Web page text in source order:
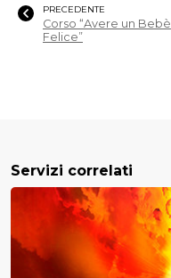
PRECEDENTE
Corso “Avere un Bebè
Felice”
Servizi correlati